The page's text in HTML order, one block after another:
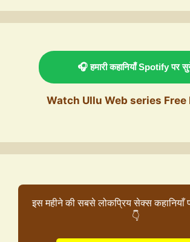
🎧 हमारी कहानियाँ Spotify पर
Watch Ullu Web series Free
इस महीने की सबसे लोकप्रिय सेक्स कहानियाँ
👇